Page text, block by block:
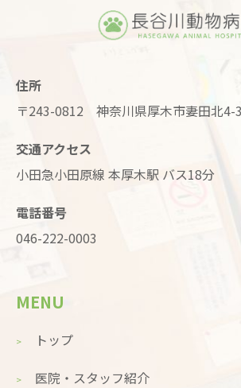
住所
〒243-0812 神奈川県厚木市妻田北4-
交通アクセス
小田急小田原線 本厚木駅 バス18分
電話番号
046-222-0003
MENU
トップ
医院・スタッフ紹介